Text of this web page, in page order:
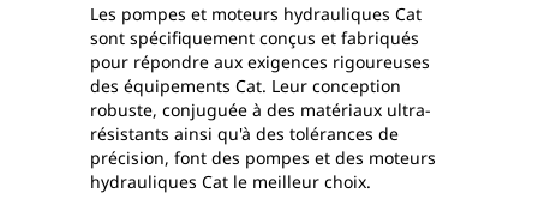
Les pompes et moteurs hydrauliques Cat
sont spécifiquement conçus et fabriqués
pour répondre aux exigences rigoureuses
des équipements Cat. Leur conception
robuste, conjuguée à des matériaux ultra-
résistants ainsi qu'à des tolérances de
précision, font des pompes et des moteurs
hydrauliques Cat le meilleur choix.